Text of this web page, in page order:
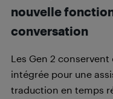
nouvelle
conversation
Les Gen 2
intégrée pour une
traduction en temps